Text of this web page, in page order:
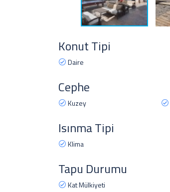
Konut Tipi
Daire
Cephe
Kuzey
Isınma Tipi
Klima
Tapu Durumu
Kat Mülkiyeti